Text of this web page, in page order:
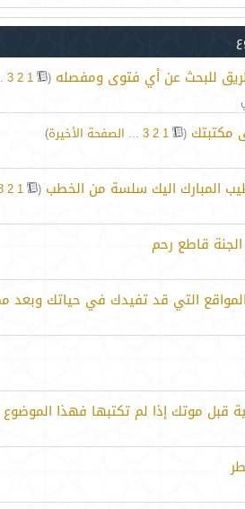
للبحث عن أي فتوى ومفصله‏ (
1
2
3
مكتبتك (
1
2
3
... الصفحة الأخيرة)
المبارك اليك سلسة من الخطب (
1
2
قاطع رحم
التي قد تفيدك في حياتك وبعد
قبل موتك إذا لم تكتبها فهذا